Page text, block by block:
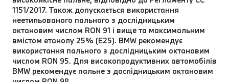
1151/2017. Також допускається використання
неетильованого пального з дослідницьким
октановим числом RON 91 і вище та максимальним
вмістом етанолу 25% (E25). BMW рекомендує
використання пального з дослідницьким октановим
числом RON 95. Для високопродуктивних автомобілів
BMW рекомендує пальне з дослідницьким октановим